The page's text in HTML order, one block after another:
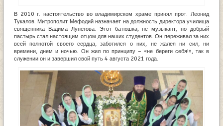
В 2010 г. настоятельство во владимирском храме принял прот. Леонид
Тукалов. Митрополит Мефодий назначает на должность директора училища
священника Вадима Лунегова. Этот батюшка, не музыкант, но добрый
пастырь стал настоящим отцом для наших студентов. Он переживал за них
всей полнотой своего сердца, заботился о них, не жалея ни сил, ни
времени, днем и ночью. Он жил по принципу – «не береги себя!», так в
служении он и завершил свой путь 4 августа 2021 года.